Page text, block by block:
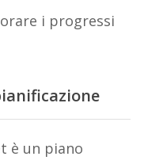
i progressi
è un piano